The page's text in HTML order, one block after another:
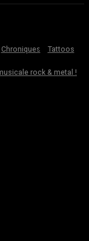
Chroniques
Tattoos
rock & metal !